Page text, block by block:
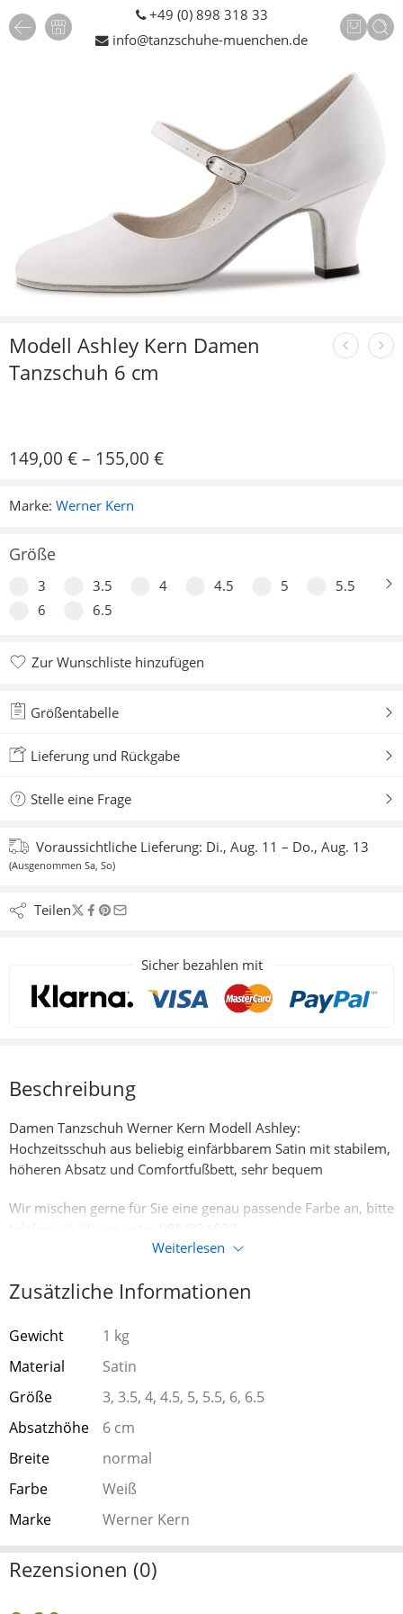
+49 (0) 898 318 33
info@tanzschuhe-muenchen.de
Modell Ashley Kern Damen
Tanzschuh 6 cm
149,00 €– 155,00 €
Marke: Werner Kern
Größe
3 3.5 4 4.5 5
5.5
6
6.5
Zur Wunschliste hinzufügen
Größentabelle
Lieferung und Rückgabe
Stelle eine Frage
Voraussichtliche Lieferung: Di., Aug. 11 – Do., Aug. 13
(Ausgenommen Sa, So)
Teilen
Sicher bezahlen mit
Beschreibung
Damen Tanzschuh Werner Kern Modell Ashley:
Hochzeitsschuh aus beliebig einfärbbarem Satin mit stabilem,
höheren Absatz und Comfortfußbett, sehr bequem
Wir mischen gerne für Sie eine genau passende Farbe an, bitte
Weiterlesen
Zusätzliche Informationen
Gewicht
1 kg
Material
Satin
Größe
3, 3.5, 4, 4.5, 5, 5.5, 6, 6.5
Absatzhöhe
6 cm
Breite
normal
Farbe
Weiß
Marke
Werner Kern
Rezensionen (0)